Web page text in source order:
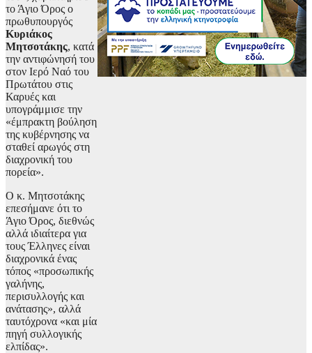
το Άγιο Όρος ο
πρωθυπουργός
Κυριάκος
Μητσοτάκης, κατά
την αντιφώνησή του
στον Ιερό Ναό του
Πρωτάτου στις
Καρυές και
υπογράμμισε την
«έμπρακτη βούληση
της κυβέρνησης να
σταθεί αρωγός στη
διαχρονική του
πορεία».
Ο κ. Μητσοτάκης
επεσήμανε ότι το
Άγιο Όρος, διεθνώς
αλλά ιδιαίτερα για
τους Έλληνες είναι
διαχρονικά ένας
τόπος «προσωπικής
γαλήνης,
περισυλλογής και
ανάτασης», αλλά
ταυτόχρονα «και μία
πηγή συλλογικής
ελπίδας».